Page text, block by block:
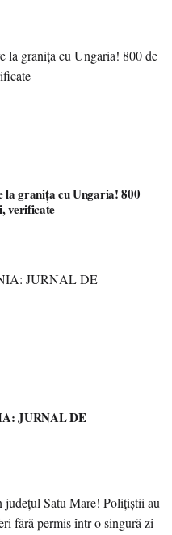
granița cu Ungaria! 800
verificate
JURNAL DE